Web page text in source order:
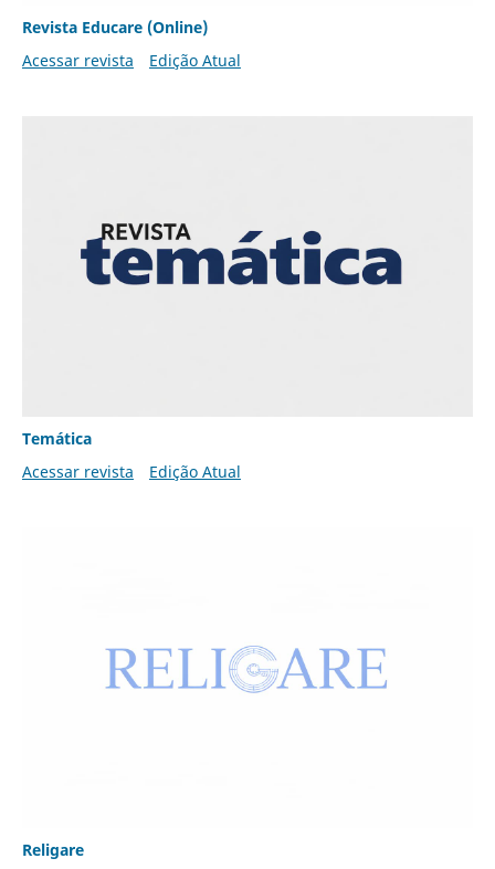
Revista Educare (Online)
Acessar revista
Edição Atual
Temática
Acessar revista
Edição Atual
Religare